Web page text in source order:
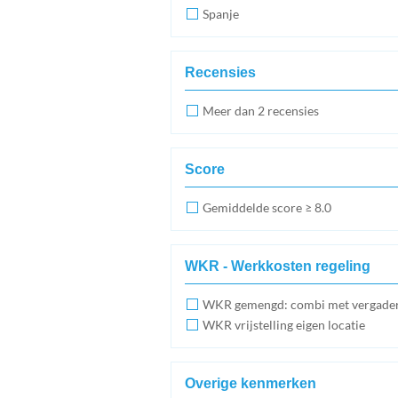
Spanje
Recensies
Meer dan 2 recensies
Score
Gemiddelde score ≥ 8.0
WKR - Werkkosten regeling
WKR gemengd: combi met
WKR vrijstelling eigen locatie
Overige kenmerken